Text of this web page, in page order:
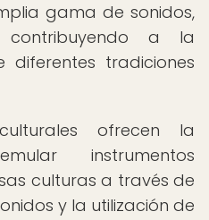
gama de sonidos,
a la
diferentes tradiciones
ofrecen la
instrumentos
culturas a través de
y la utilización de